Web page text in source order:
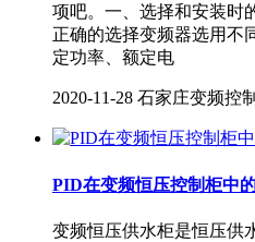
项吧。一、选择和安装时
正确的选择变频器选用不
定功率、额定电
2020-11-28 石家庄变频控
PID在变频恒压控制柜中
变频恒压供水柜是恒压供